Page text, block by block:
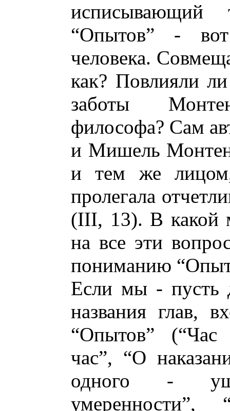
исписывающий
“Опытов” -
человека.
как? Повлияли
заботы
философа? Сам
и Мишель
и тем же
пролегала
(III, 13). В какой
на все эти
пониманию
Если мы - пусть
названия глав,
“Опытов” (“Час
час”, “О
одного -